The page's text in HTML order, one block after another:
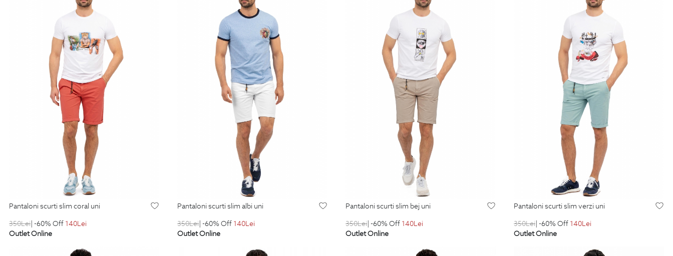
pantaloni scurti slim coral uni
350Lei| -60% Off 140Lei
Outlet Online
pantaloni scurti slim albi uni
350Lei| -60% Off 140Lei
Outlet Online
pantaloni scurti slim bej uni
350Lei| -60% Off 140Lei
Outlet Online
pantaloni scurti slim verzi uni
350Lei| -60% Off 140Lei
Outlet Online